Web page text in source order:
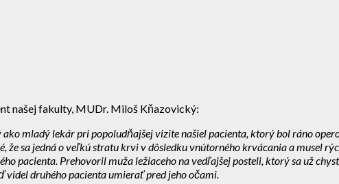
našej fakulty, MUDr. Miloš Kňazovický:
mladý lekár pri popoludňajšej vizite našiel pacienta, ktorý bol ráno
sa jedná o veľkú stratu krvi v dôsledku vnútorného krvácania a musel
pacienta. Prehovoril muža ležiaceho na vedľajšej posteli, ktorý sa už
druhého pacienta umierať pred jeho očami.